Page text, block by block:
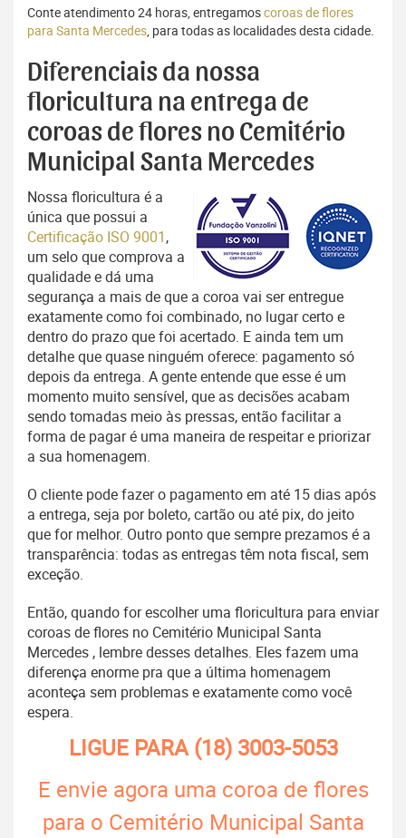
Conte atendimento 24 horas, entregamoscoroas de flores
para Santa Mercedes, para todas as localidades desta cidade.
Diferenciais da nossa
floricultura na entrega de
coroas de flores no Cemitério
Municipal Santa Mercedes
Nossa floricultura é a
única que possui a
Certificação ISO 9001,
um selo que comprova a
qualidade e dá uma
segurança a mais de que a coroa vai ser entregue
exatamente como foi combinado, no lugar certo e
dentro do prazo que foi acertado. E ainda tem um
detalhe que quase ninguém oferece: pagamento só
depois da entrega. A gente entende que esse é um
momento muito sensível, que as decisões acabam
sendo tomadas meio às pressas, então facilitar a
forma de pagar é uma maneira de respeitar e priorizar
a sua homenagem.
O cliente pode fazer o pagamento em até 15 dias após
a entrega, seja por boleto, cartão ou até pix, do jeito
que for melhor. Outro ponto que sempre prezamos é a
transparência: todas as entregas têm nota fiscal, sem
exceção.
Então, quando for escolher uma floricultura para enviar
coroas de flores no Cemitério Municipal Santa
Mercedes , lembre desses detalhes. Eles fazem uma
diferença enorme pra que a última homenagem
aconteça sem problemas e exatamente como você
espera.
LIGUE PARA(18) 3003-5053
E envie agora uma coroa de flores
para o Cemitério Municipal Santa